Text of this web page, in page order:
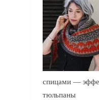
спицами —
тюльпаны